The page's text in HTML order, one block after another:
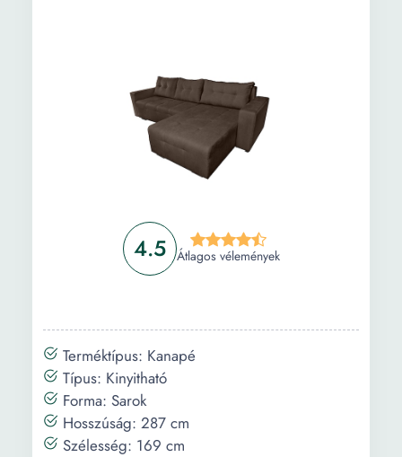
Tárolási helyek 1
140 x 206
Szerelési mód: Bal Jobb
4.5 Átlagos vélemények
Terméktípus: Kanapé
Típus: Kinyitható
Forma: Sarok
Hosszúság: 287 cm
Szélesség: 169 cm